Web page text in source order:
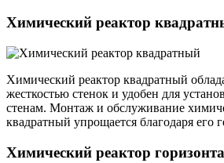
Химический реактор
Химический реактор квадратный
жесткостью стенок и удобен для
стенам. Монтаж и обслуживание
квадратный упрощается благодаря его
Химический реактор